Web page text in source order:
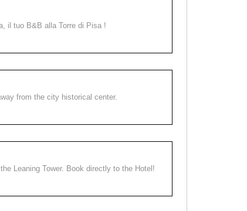
il tuo B&B alla Torre di Pisa !
from the city historical center.
Leaning Tower. Book directly to the Hotel!